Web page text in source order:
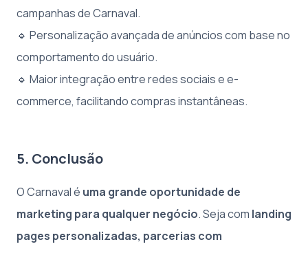
campanhas de Carnaval.
🔹 Personalização avançada de anúncios com base no
comportamento do usuário.
🔹 Maior integração entre redes sociais e e-
commerce, facilitando compras instantâneas.
5. Conclusão
O Carnaval é uma grande oportunidade de
marketing para qualquer negócio. Seja com landing
pages personalizadas, parcerias com